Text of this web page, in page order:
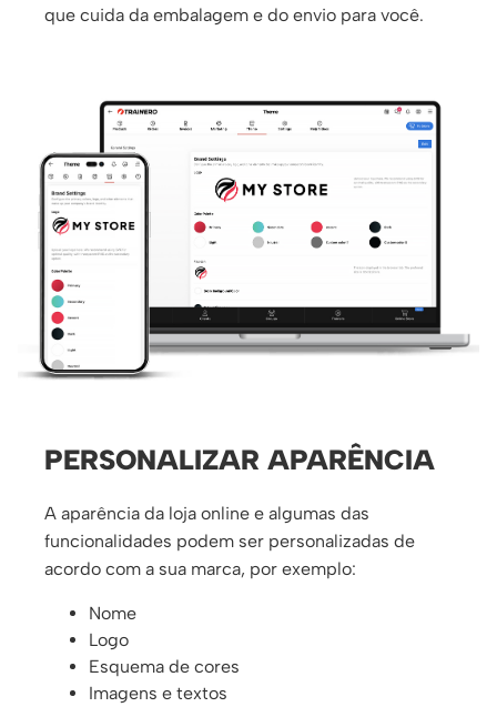
que cuida da embalagem e do envio para você.
PERSONALIZAR APARÊNCIA
A aparência da loja online e algumas das
funcionalidades podem ser personalizadas de
acordo com a sua marca, por exemplo:
Nome
Logo
Esquema de cores
Imagens e textos